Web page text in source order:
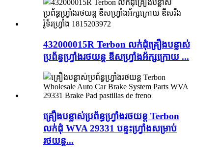
432000015R Terbon លក់ដុំគ្រឿងបន្លាស់
ប្រព័ន្ធហ្វ្រាំងរថយន្ត ឌីសហ្វ្រាំងអ័ក្សក្រោយ ...
គ្រឿងបន្លាស់ប្រព័ន្ធហ្វ្រាំងរថយន្ត Terbon
លក់ដុំ WVA 29331 បន្ទះហ្វ្រាំងសម្រាប់
រថយន្ត...